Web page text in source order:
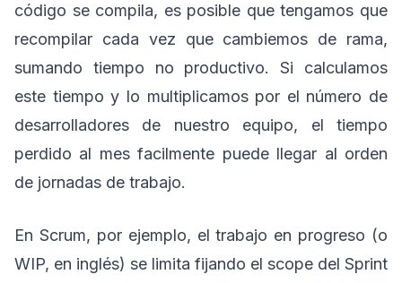
código se compila, es posible que tengamos que
recompilar cada vez que cambiemos de rama,
sumando tiempo no productivo. Si calculamos
este tiempo y lo multiplicamos por el número de
desarrolladores de nuestro equipo, el tiempo
perdido al mes facilmente puede llegar al orden
de jornadas de trabajo.
En Scrum, por ejemplo, el trabajo en progreso (o
WIP, en inglés) se limita fijando el scope del Sprint